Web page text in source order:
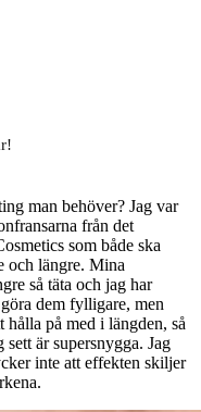
man behöver? Jag var
från det
som både ska
och längre. Mina
så täta och jag har
dem fylligare, men
på med i längden, så
är supersnygga. Jag
inte att effekten skiljer